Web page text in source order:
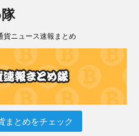
貨ニュース速報まとめ
まとめをチェック